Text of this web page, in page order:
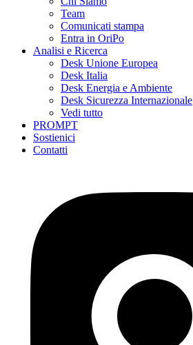
Team
Comunicati stampa
Entra in OriPo
Analisi e Ricerca
Desk Unione Europea
Desk Italia
Desk Energia e Ambiente
Desk Sicurezza Internazionale
Vedi tutto
PROMPT
Sostienici
Contatti